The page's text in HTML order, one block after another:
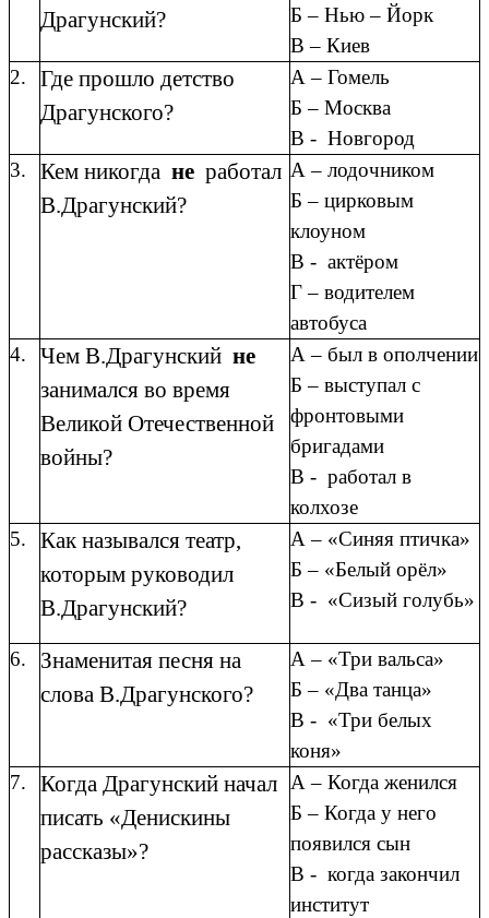
Драгунский?
Б – Нью – Йорк
В – Киев
2.
Где прошло детство
Драгунского?
А – Гомель
Б – Москва
В - Новгород
3.
Кем никогда не работал
В.Драгунский?
А – лодочником
Б – цирковым
клоуном
В - актёром
Г – водителем
автобуса
4.
Чем В.Драгунский не
занимался во время
Великой Отечественной
войны?
А – был в ополчении
Б – выступал с
фронтовыми
бригадами
В - работал в
колхозе
5.
Как назывался театр,
которым руководил
В.Драгунский?
А – «Синяя птичка»
Б – «Белый орёл»
В - «Сизый голубь»
6.
Знаменитая песня на
слова В.Драгунского?
А – «Три вальса»
Б – «Два танца»
В - «Три белых
коня»
7.
Когда Драгунский начал
писать «Денискины
рассказы»?
А – Когда женился
Б – Когда у него
появился сын
В - когда закончил
институт